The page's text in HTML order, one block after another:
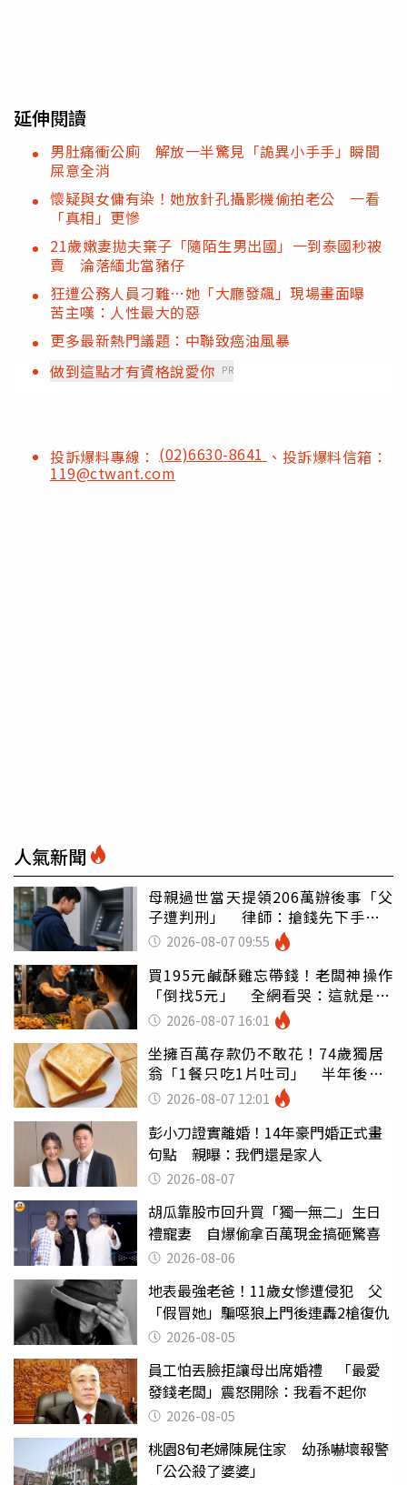
延伸閱讀
男肚痛衝公廁 解放一半驚見「詭異小手手」瞬間
屎意全消
懷疑與女傭有染！她放針孔攝影機偷拍老公 一看
「真相」更慘
21歲嫩妻拋夫棄子「隨陌生男出國」一到泰國秒被
賣 淪落緬北當豬仔
狂遭公務人員刁難…她「大廳發飆」現場畫面曝
苦主嘆：人性最大的惡
更多最新熱門議題：中聯致癌油風暴
做到這點才有資格說愛你 PR
投訴爆料專線： (02)6630-8641 、投訴爆料信箱：
119@ctwant.com
人氣新聞
母親過世當天提領206萬辦後事「父
子遭判刑」 律師：搶錢先下手是
罪 2026-08-07 09:55
買195元鹹酥雞忘帶錢！老闆神操作
「倒找5元」 全網看哭：這就是台
灣 2026-08-07 16:01
坐擁百萬存款仍不敢花！74歲獨居
翁「1餐只吃1片吐司」 半年後暴
瘦嚇壞女兒
2026-08-07 12:01
彭小刀證實離婚！14年豪門婚正式畫
句點 親曝：我們還是家人
2026-08-07
胡瓜靠股市回升買「獨一無二」生日
禮寵妻 自爆偷拿百萬現金搞砸驚喜
2026-08-06
地表最強老爸！11歲女慘遭侵犯 父
「假冒她」騙噁狼上門後連轟2槍復仇
2026-08-05
員工怕丟臉拒讓母出席婚禮 「最愛
發錢老闆」震怒開除：我看不起你
2026-08-05
桃園8旬老婦陳屍住家 幼孫嚇壞報警
「公公殺了婆婆」